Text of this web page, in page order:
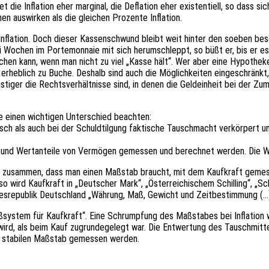
die Infla­ti­on eher margi­nal, die Defla­ti­on eher exis­ten­ti­ell, so dass
auswir­ken als die glei­chen Prozen­te Inflation.
Doch dieser Kassen­schwund bleibt weit hinter den soeben
im Porte­mon­naie mit sich herum­schleppt, so büßt er, bis er
kann, wenn man nicht zu viel „Kasse hält“. Wer aber eine
zu Buche. Deshalb sind auch die Möglich­kei­ten
die Rechts­ver­hält­nis­se sind, in denen die Geld­ein­heit bei der
einen wich­ti­gen Unter­schied beachten:
als auch bei der Schuld­til­gung fakti­sche Tausch­macht verkör­pert
Wert­an­tei­le von Vermö­gen gemes­sen und berech­net werden. Die
dass man einen Maßstab braucht, mit dem Kauf­kraft
Kauf­kraft in „Deut­scher Mark“, „Öster­rei­chi­schem Schil­ling“,
Deutsch­land „Währung, Maß, Gewicht und Zeit­be­stim­mung
für Kauf­kraft“. Eine Schrump­fung des Maßsta­bes bei
als beim Kauf zugrun­de­ge­legt war. Die Entwer­tung des
Maßstab gemes­sen werden.